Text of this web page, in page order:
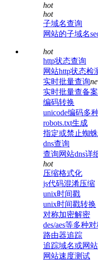
hot
hot
子域名查询
网站的子域名
hot
http状态查询
网站http状态检
实时批量查询
实时批量查备
编码转换
unicode编码多
robots.txt生成
指定或禁止蜘
dns查询
查询网站dns详
hot
压缩格式化
js代码混淆压缩
unix时间戳
unix时间戳转换
对称加密解密
des/aes等多种
路由器追踪
追踪域名或网
网站速度测试